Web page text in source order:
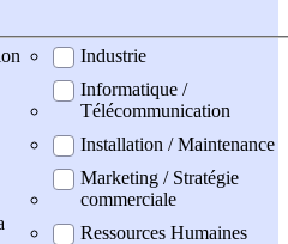
Industrie
Informatique /
Télécommunication
Installation / Maintenance
Marketing / Stratégie
commerciale
Ressources Humaines